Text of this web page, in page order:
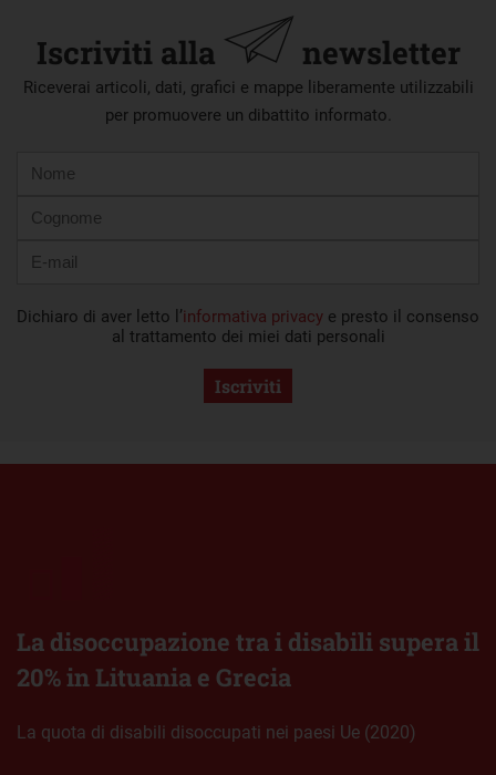
Iscriviti alla newsletter
Riceverai articoli, dati, grafici e mappe liberamente utilizzabili
per promuovere un dibattito informato.
mail
Dichiaro di aver letto l’informativa privacy e presto il consenso
al trattamento dei miei dati personali
Iscriviti
La disoccupazione tra i disabili supera il
20% in Lituania e Grecia
La quota di disabili disoccupati nei paesi Ue (2020)